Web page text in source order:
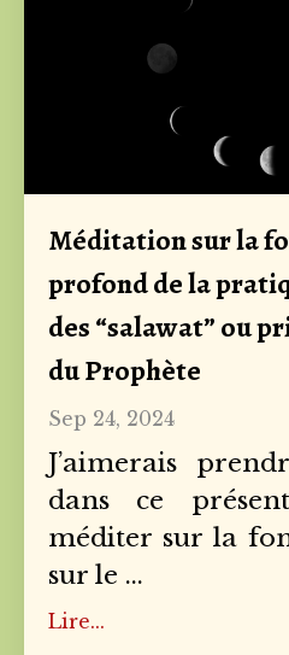
Méditation sur la
profond de la
des “salawat” ou
du Prophète
Sep 24, 2024
J’aimerais
dans ce
méditer sur la
sur le ...
Lire...